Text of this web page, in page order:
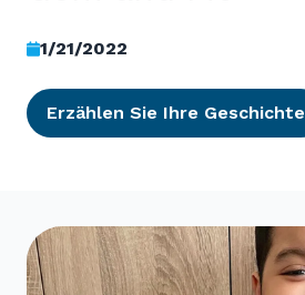
1/21/2022
Erzählen Sie Ihre Geschichte